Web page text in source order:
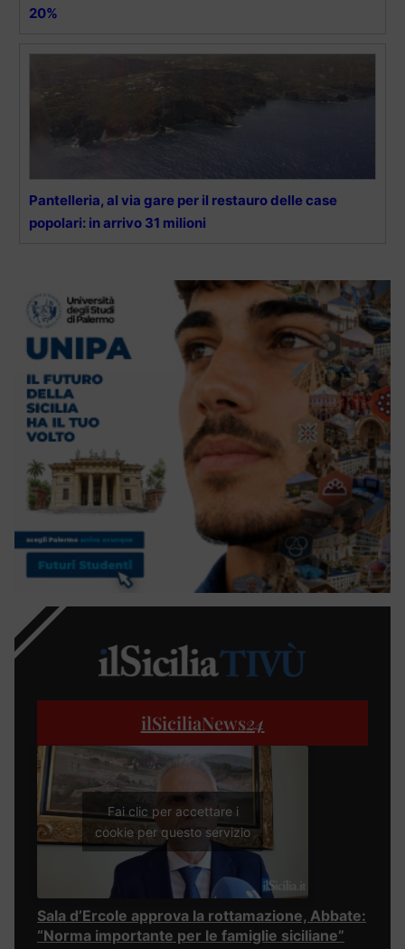
20%
Pantelleria, al via gare per il restauro delle case
popolari: in arrivo 31 milioni
ilSiciliaNews24
Fai clic per accettare i
cookie per questo servizio
Sala d’Ercole approva la rottamazione, Abbate:
“Norma importante per le famiglie siciliane”